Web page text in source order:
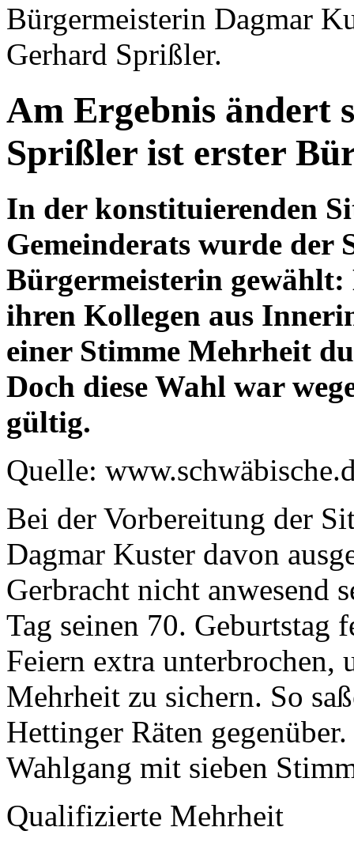
Bürgermeisterin Dagmar
Gerhard Sprißler.
Am Ergebnis ändert
Sprißler ist erster
In der konstituierenden
Gemeinderats wurde der
Bürgermeisterin gewählt:
ihren Kollegen aus
einer Stimme Mehrheit
Doch diese Wahl war
gültig.
Quelle:
Bei der Vorbereitung der
Dagmar Kuster davon
Gerbracht nicht anwesend
Tag seinen 70. Geburtstag
Feiern extra unterbrochen,
Mehrheit zu sichern. So
Hettinger Räten
Wahlgang mit sieben
Qualifizierte Mehrheit